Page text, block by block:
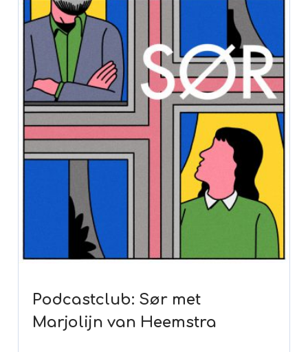
Podcastclub: Sør met
Marjolijn van Heemstra